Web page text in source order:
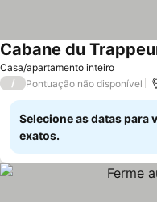
Casa/apartamento inteiro
/ Pontuação não disponível
Selecione as datas para
exatos.